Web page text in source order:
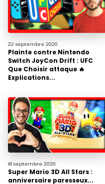
22 septembre 2020
Plainte contre Nintendo
Switch JoyCon Drift : UFC
Que Choisir attaque 🔥
Explications...
18 septembre 2020
Super Mario 3D All Stars :
anniversaire paresseux...